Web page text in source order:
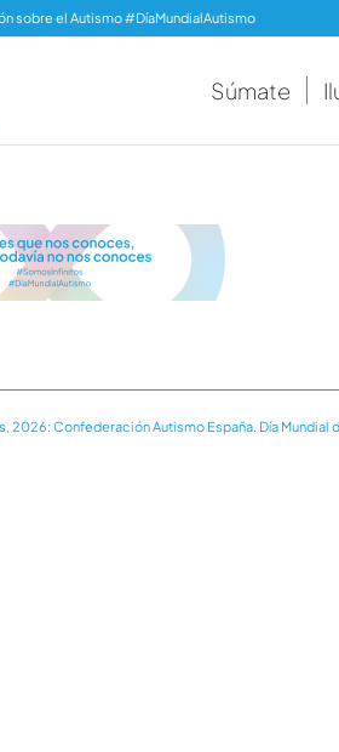
sobre el Autismo #DíaMundialAutismo
Súmate
2026: Confederación Autismo España. Día Mundial